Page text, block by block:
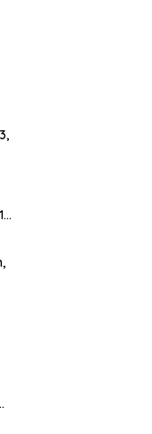
Pesisir Batukaras